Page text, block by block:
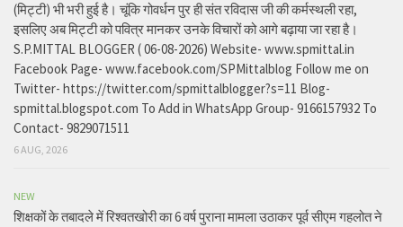
(मिट्टी) भी भरी हुई है। चूंकि गोवर्धन पुर ही संत रविदास जी की कर्मस्थली रहा,
इसलिए अब मिट्टी को पवित्र मानकर उनके विचारों को आगे बढ़ाया जा रहा है।
S.P.MITTAL BLOGGER ( 06-08-2026) Website- www.spmittal.in
Facebook Page- www.facebook.com/SPMittalblog Follow me on
Twitter- https://twitter.com/spmittalblogger?s=11 Blog-
spmittal.blogspot.com To Add in WhatsApp Group- 9166157932 To
Contact- 9829071511
6 AUG, 2026
NEW
शिक्षकों के तबादले में रिश्वतखोरी का 6 वर्ष पुराना मामला उठाकर पूर्व सीएम गहलोत ने